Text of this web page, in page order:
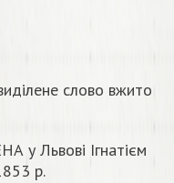
слово вжито
у Львові Ігнатієм
р.